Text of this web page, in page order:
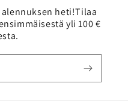
heti!Tilaa
yli 100 €